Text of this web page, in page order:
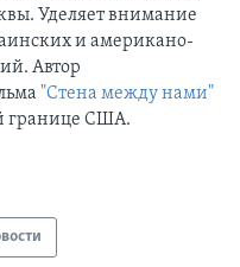
Уделяет внимание
и американо-
Автор
"Стена между нами"
границе США.